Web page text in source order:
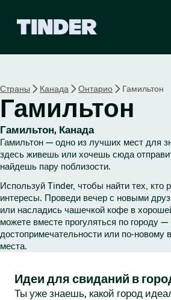
а
я
с
р
а
н
ц
а
T
i
n
r
Страны Канада Онтарио Гамильтон
Гамильтон
Гамильтон, Канада
Гамильтон — одно из лучших мест для
здесь живешь или хочешь сюда
найдешь пару поблизости.
Используй Tinder, чтобы найти тех, кто
интересы. Проведи вечер с новыми
или насладись чашечкой кофе в
можете вместе прогуляться по городу —
достопримечательности или по-новому
места.
Идеи для свиданий в
Ты уже знаешь, какой город